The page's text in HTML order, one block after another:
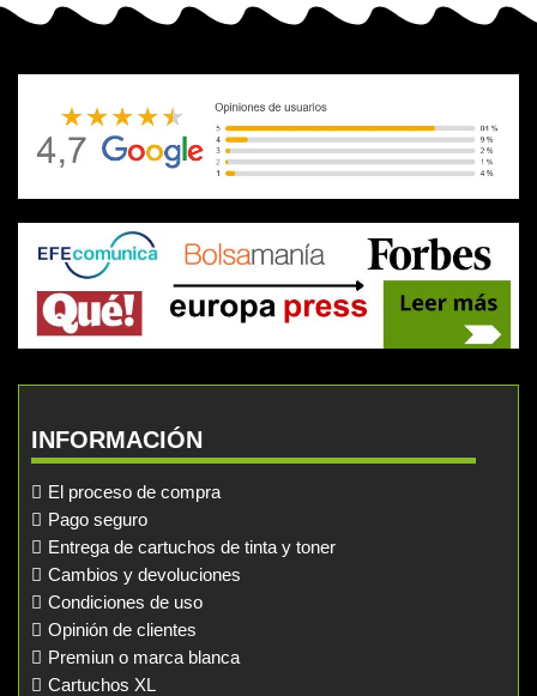
INFORMACIÓN
El proceso de compra
Pago seguro
Entrega de cartuchos de tinta y toner
Cambios y devoluciones
Condiciones de uso
Opinión de clientes
Premiun o marca blanca
Cartuchos XL